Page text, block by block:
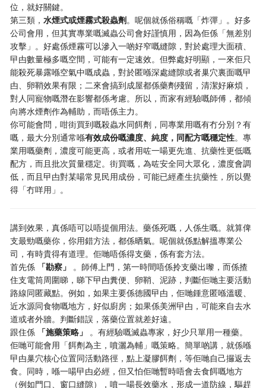
位，就好關鍵。
第三類，水煙式或煙霧式殺蟲劑。呢個就係俗稱嘅「炸彈」。好多
公司會用，但其實專業嘅滅蟲公司會好謹慎用，因為佢係「無差別
攻擊」。好處係煙霧可以滲入一啲好窄嘅縫隙，對於處理大面積、
曱甴數量極多嘅空間，可能有一定速效。但弊處好明顯，一來佢只
能殺死暴露喺空氣中嘅成蟲，對於匿喺深處縫隙或者巢穴裏面嘅曱
甴、卵鞘效果有限；二來會搞到成屋都係藥劑殘留，清潔好麻煩，
對人同寵物嘅潛在影響都係考慮。所以，而家有經驗嘅師傅，都傾
向將水煙劑作為輔助，而唔係主力。
你可能會問，咁街買到嘅殺蟲水同餌劑，同專業用嘅有冇分別？有
嘅，最大分別通常喺有效成份嘅濃度、純度，同配方嘅穩定性。專
業用嘅藥劑，濃度可能更高，或者用咗一啺更先進、抗藥性更低嘅
配方，而且批次質量穩定。街買嘅，為咗安全同大眾化，濃度會調
低，而且曱甴對某啺常見民用成份，可能已經產生抗藥性，所以覺
得「冇咩用」。
講到效果，真係唔可以唔提個用法。藥係死嘅，人係生嘅。就算俾
支最勁嘅藥你，你用錯方法，都係晒氣。呢個就係點解搵專業公
司，有時貴得有道理。佢哋唔係得支藥，係有套方法。
首先係
「勘察」
。師傅上門，第一時間唔係拎支藥出嚟，而係揸
住支電筒周圍睇，睇下曱甴糞便、卵鞘、泥跡，判斷佢哋主要活動
路線同匿藏點。例如，如果主要係德國曱甴，佢哋鍾意匿喺溫暖、
近水源同食物嘅地方，好似廚房；如果係美洲曱甴，可能來自去水
道或者外牆。判斷錯誤，落藥位置就差好遠。
跟住係
「施藥策略」
。有經驗嘅滅蟲專家，好少只單用一種藥。
佢哋可能會用「餌劑為主，噴灑為輔」嘅策略。簡單啲講，就係喺
曱甴巢穴核心位置同活動路徑，點上凝膠餌劑，等佢哋自己攞返去
食。同時，喺一啺曱甴必經，但又怕佢哋暫時唔會去食餌嘅地方
（例如門口、窗口縫隙），噴一啺長效藥水，形成一道防線，驅趕